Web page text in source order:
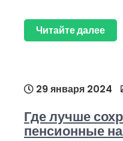
Читайте далее
29 января 2024
Где лучше
пенсионные